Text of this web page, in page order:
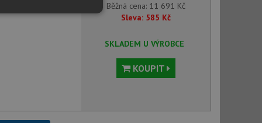
Běžná cena: 11 691 Kč
Sleva: 585 Kč
SKLADEM U VÝROBCE
KOUPIT
Nezařazené